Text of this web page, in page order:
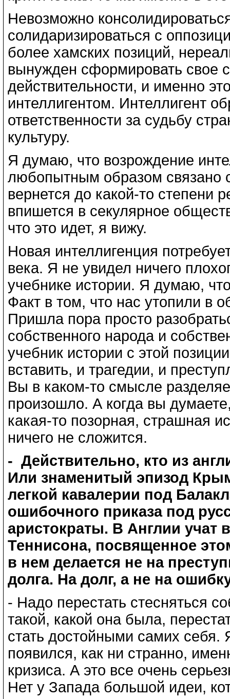
Невозможно
солидаризироваться с
более хамских позиций,
вынужден сформировать свое
действительности, и именно
интеллигентом. Интеллигент
ответственности за судьбу
культуру.
Я думаю, что возрождение
любопытным образом связано
вернется до какой-то степени
впишется в секулярное
что это идет, я вижу.
Новая интеллигенция
века. Я не увидел ничего
учебнике истории. Я думаю,
Факт в том, что нас утопили в
Пришла пора просто
собственного народа и
учебник истории с этой
вставить, и трагедии, и
Вы в каком-то смысле
произошло. А когда вы
какая-то позорная, страшная
ничего не сложится.
- Действительно, кто из
Или знаменитый эпизод
легкой кавалерии под
ошибочного приказа под
аристократы. В Англии учат
Теннисона, посвященное
в нем делается не на
долга. На долг, а не на
- Надо перестать стесняться
такой, какой она была,
стать достойными самих
появился, как ни странно,
кризиса. А это все очень
Нет у Запада большой идеи,